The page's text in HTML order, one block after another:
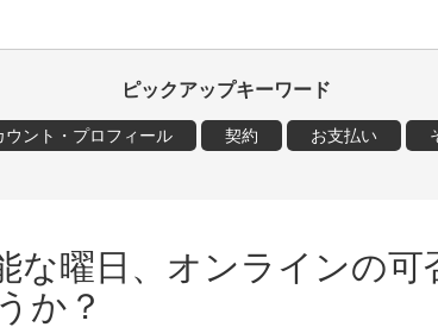
ピックアップキーワード
ウント・プロフィール 契約 お支払い
な曜日、オンラインの
か？